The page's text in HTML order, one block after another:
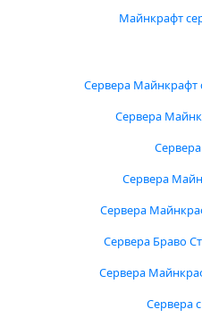
Майнкрафт
Сервера
Сервера
Сервера
Сервера
Сервера Браво
Сервера
Сервера